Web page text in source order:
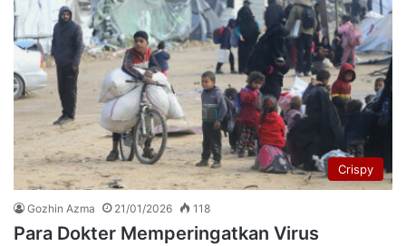
Crispy
Gozhin Azma 21/01/2026 118
Para Dokter Memperingatkan Virus